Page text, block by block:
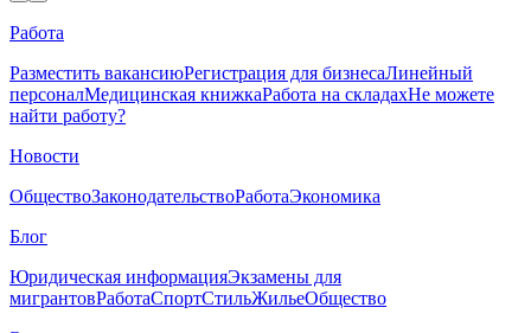
Работа
Разместить вакансиюРегистрация для бизнесаЛинейный
персоналМедицинская книжкаРабота на складахНе можете
найти работу?
Новости
ОбществоЗаконодательствоРаботаЭкономика
Блог
Юридическая информацияЭкзамены для
мигрантовРаботаСпортСтильЖильеОбщество